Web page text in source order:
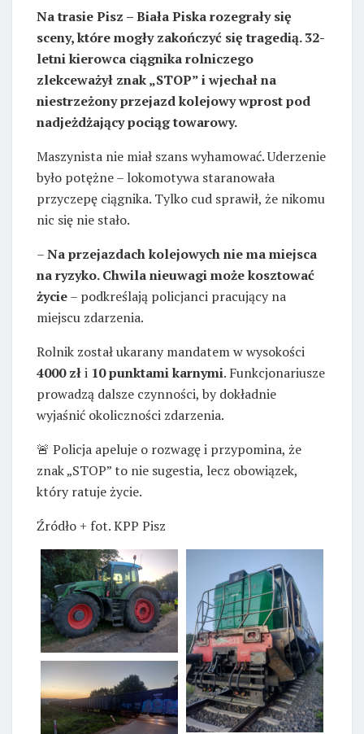
Na trasie Pisz – Biała Piska rozegrały się
sceny, które mogły zakończyć się tragedią. 32-
letni kierowca ciągnika rolniczego
zlekceważył znak „STOP” i wjechał na
niestrzeżony przejazd kolejowy wprost pod
nadjeżdżający pociąg towarowy.
Maszynista nie miał szans wyhamować. Uderzenie
było potężne – lokomotywa staranowała
przyczepę ciągnika. Tylko cud sprawił, że nikomu
nic się nie stało.
–Na przejazdach kolejowych nie ma miejsca
na ryzyko. Chwila nieuwagi może kosztować
życie– podkreślają policjanci pracujący na
miejscu zdarzenia.
Rolnik został ukarany mandatem w wysokości
4000 złi 10 punktami karnymi. Funkcjonariusze
prowadzą dalsze czynności, by dokładnie
wyjaśnić okoliczności zdarzenia.
🚨 Policja apeluje o rozwagę i przypomina, że
znak „STOP” to nie sugestia, lecz obowiązek,
który ratuje życie.
Źródło + fot. KPP Pisz